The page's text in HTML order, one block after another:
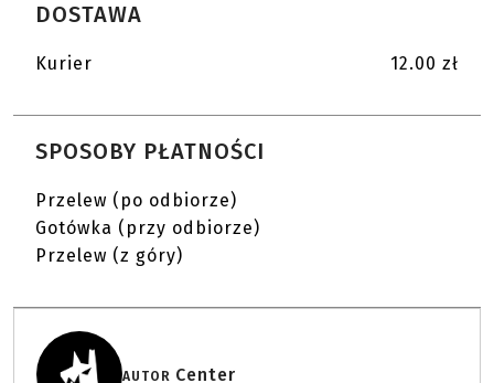
DOSTAWA
Kurier 12.00 zł
SPOSOBY PŁATNOŚCI
Przelew (po odbiorze)
Gotówka (przy odbiorze)
Przelew (z góry)
AUTOR Center